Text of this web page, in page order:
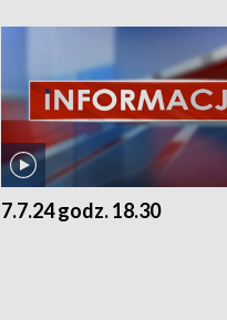
7.7.24 godz. 18.30